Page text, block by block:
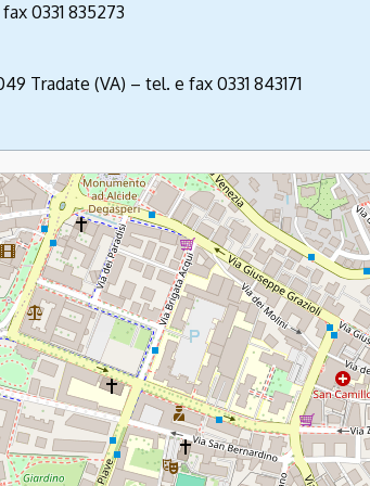
0331 835273
Tradate (VA) – tel. e fax 0331 843171